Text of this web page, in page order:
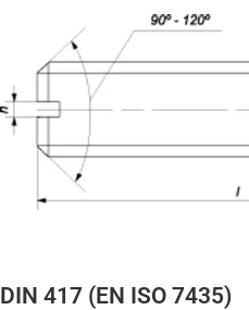
DIN 417 (EN ISO 7435)